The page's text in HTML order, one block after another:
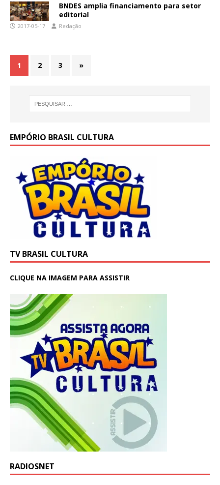
BNDES amplia financiamento para setor
editorial
2017-05-17 Redação
1 2 3 »
EMPÓRIO BRASIL CULTURA
TV BRASIL CULTURA
CLIQUE NA IMAGEM PARA ASSISTIR
RADIOSNET